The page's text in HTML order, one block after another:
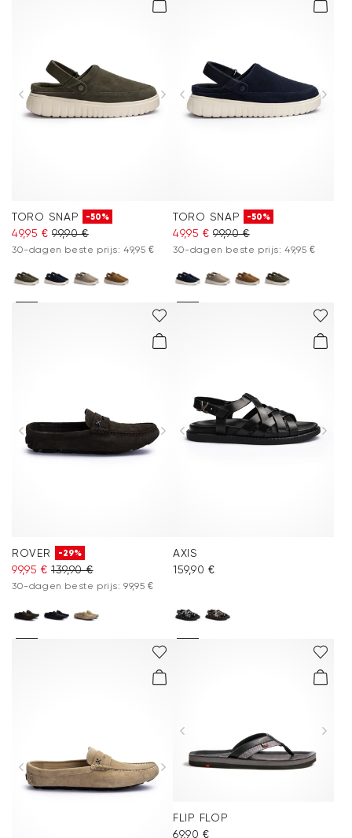
TORO SNAP -50%
49,95 € 99,90 €
30-dagen beste prijs: 49,95 €
TORO SNAP -50%
49,95 € 99,90 €
30-dagen beste prijs: 49,95 €
ROVER -29%
99,95 € 139,90 €
30-dagen beste prijs: 99,95 €
AXIS
159,90 €
FLIP FLOP
69,90 €